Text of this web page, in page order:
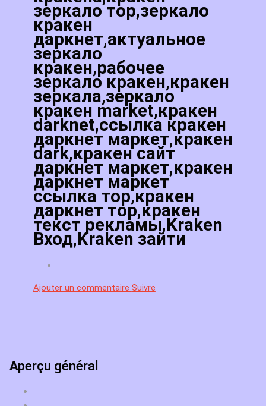
зеркало тор,зеркало
кракен
даркнет,актуальное
зеркало
кракен,рабочее
зеркало кракен,кракен
зеркала,зеркало
кракен market,кракен
darknet,ссылка кракен
даркнет маркет,кракен
dark,кракен сайт
даркнет маркет,кракен
даркнет маркет
ссылка тор,кракен
даркнет тор,кракен
текст рекламы,Kraken
Вход,Kraken зайти
Ajouter un commentaire Suivre
Aperçu général